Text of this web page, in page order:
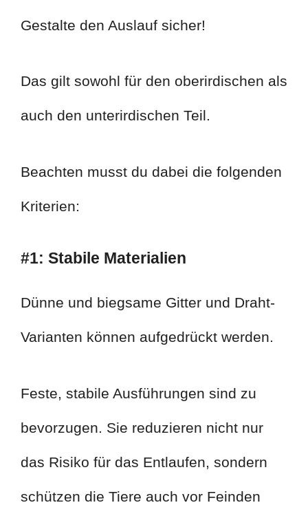
Gestalte den Auslauf sicher!
Das gilt sowohl für den oberirdischen als
auch den unterirdischen Teil.
Beachten musst du dabei die folgenden
Kriterien:
#1: Stabile Materialien
Dünne und biegsame Gitter und Draht-
Varianten können aufgedrückt werden.
Feste, stabile Ausführungen sind zu
bevorzugen. Sie reduzieren nicht nur
das Risiko für das Entlaufen, sondern
schützen die Tiere auch vor Feinden